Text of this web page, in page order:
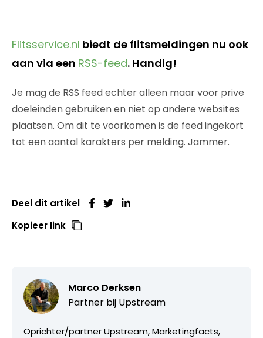
Flitsservice.nl biedt de flitsmeldingen nu ook
aan via een RSS-feed. Handig!
Je mag de RSS feed echter alleen maar voor prive
doeleinden gebruiken en niet op andere websites
plaatsen. Om dit te voorkomen is de feed ingekort
tot een aantal karakters per melding. Jammer.
Deel dit artikel
Kopieer link
Marco Derksen
Partner bij Upstream
Oprichter/partner Upstream, Marketingfacts,